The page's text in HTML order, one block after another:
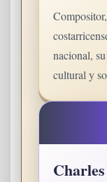
nacional,
cultural y